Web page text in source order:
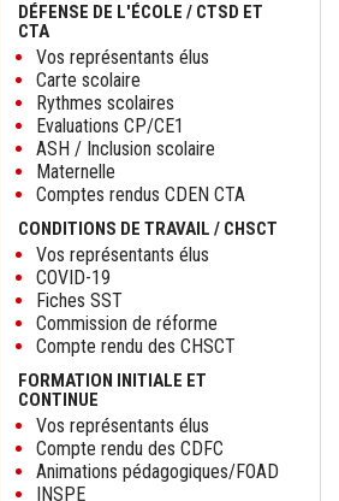
DÉFENSE DE L'ÉCOLE / CTSD ET
CTA
Vos représentants élus
Carte scolaire
Rythmes scolaires
Evaluations CP/CE1
ASH / Inclusion scolaire
Maternelle
Comptes rendus CDEN CTA
CONDITIONS DE TRAVAIL / CHSCT
Vos représentants élus
COVID-19
Fiches SST
Commission de réforme
Compte rendu des CHSCT
FORMATION INITIALE ET
CONTINUE
Vos représentants élus
Compte rendu des CDFC
Animations pédagogiques/FOAD
INSPE